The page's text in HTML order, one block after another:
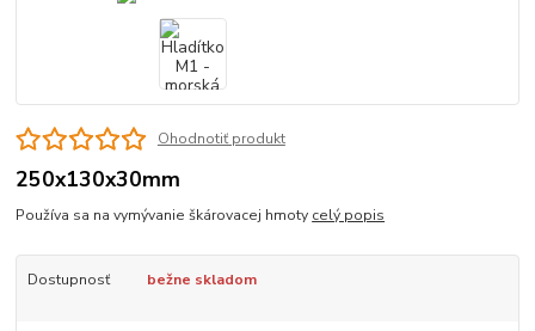
Ohodnotiť produkt
250x130x30mm
Používa sa na vymývanie škárovacej hmoty celý popis
Dostupnosť bežne skladom